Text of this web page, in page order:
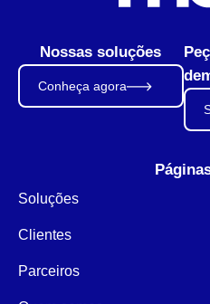
Nossas soluções
Conheça agora
Soluções
Clientes
Parceiros